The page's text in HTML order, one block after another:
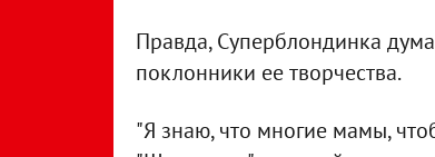
Правда, Суперблондинка
поклонники ее творчества.
"Я знаю, что многие мамы,